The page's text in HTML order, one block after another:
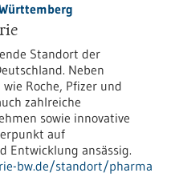
Standort der
Neben
Roche, Pfizer und
zahlreiche
sowie innovative
auf
Entwicklung ansässig.
bw.de/standort/pharma